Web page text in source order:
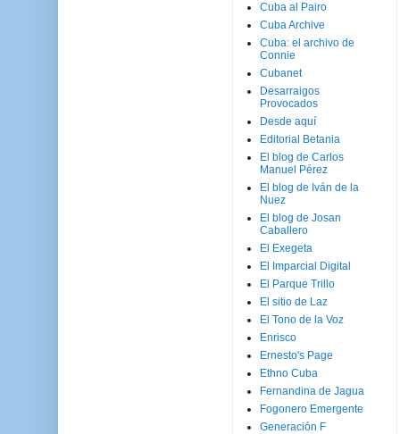
Cuba al Pairo
Cuba Archive
Cuba: el archivo de
Connie
Cubanet
Desarraigos
Provocados
Desde aquí
Editorial Betania
El blog de Carlos
Manuel Pérez
El blog de Iván de la
Nuez
El blog de Josan
Caballero
El Exegeta
El Imparcial Digital
El Parque Trillo
El sitio de Laz
El Tono de la Voz
Enrisco
Ernesto's Page
Ethno Cuba
Fernandina de Jagua
Fogonero Emergente
Generación F